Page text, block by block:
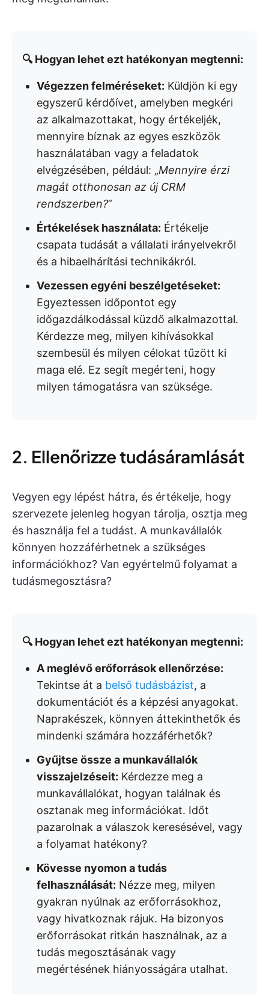
🔍 Hogyan lehet ezt hatékonyan megtenni:
Végezzen felméréseket: Küldjön ki egy
egyszerű kérdőívet, amelyben megkéri
az alkalmazottakat, hogy értékeljék,
mennyire bíznak az egyes eszközök
használatában vagy a feladatok
elvégzésében, például: „Mennyire érzi
magát otthonosan az új CRM
rendszerben?”
Értékelések használata: Értékelje
csapata tudását a vállalati irányelvekről
és a hibaelhárítási technikákról.
Vezessen egyéni beszélgetéseket:
Egyeztessen időpontot egy
időgazdálkodással küzdő alkalmazottal.
Kérdezze meg, milyen kihívásokkal
szembesül és milyen célokat tűzött ki
maga elé. Ez segít megérteni, hogy
milyen támogatásra van szüksége.
2. Ellenőrizze tudásáramlását
Vegyen egy lépést hátra, és értékelje, hogy
szervezete jelenleg hogyan tárolja, osztja meg
és használja fel a tudást. A munkavállalók
könnyen hozzáférhetnek a szükséges
információkhoz? Van egyértelmű folyamat a
tudásmegosztásra?
🔍 Hogyan lehet ezt hatékonyan megtenni:
A meglévő erőforrások ellenőrzése:
Tekintse át a belső tudásbázist, a
dokumentációt és a képzési anyagokat.
Naprakészek, könnyen áttekinthetők és
mindenki számára hozzáférhetők?
Gyűjtse össze a munkavállalók
visszajelzéseit: Kérdezze meg a
munkavállalókat, hogyan találnak és
osztanak meg információkat. Időt
pazarolnak a válaszok keresésével, vagy
a folyamat hatékony?
Kövesse nyomon a tudás
felhasználását: Nézze meg, milyen
gyakran nyúlnak az erőforrásokhoz,
vagy hivatkoznak rájuk. Ha bizonyos
erőforrásokat ritkán használnak, az a
tudás megosztásának vagy
megértésének hiányosságára utalhat.